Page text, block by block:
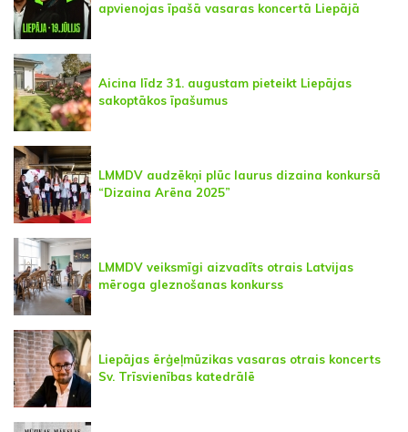
apvienojas īpašā vasaras koncertā Liepājā
Aicina līdz 31. augustam pieteikt Liepājas
sakoptākos īpašumus
LMMDV audzēkņi plūc laurus dizaina konkursā
“Dizaina Arēna 2025”
LMMDV veiksmīgi aizvadīts otrais Latvijas
mēroga gleznošanas konkurss
Liepājas ērģeļmūzikas vasaras otrais koncerts
Sv. Trīsvienības katedrālē